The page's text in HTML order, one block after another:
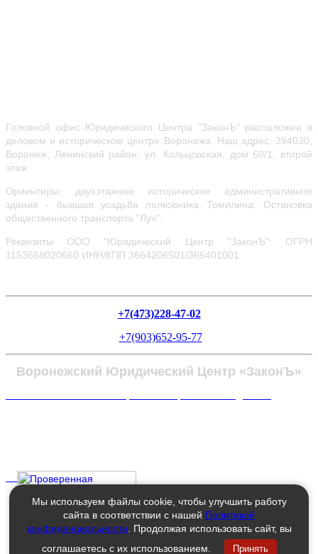
Головной офис Юридического Центра "ЗаконЪ" расположен в
деловом и историческом центре Воронежа. Наш адрес: 394030,
Воронеж, Ленинский район, ул.
Кольцовская, дом 60/1, второй
этаж.
Ориентиры: двухэтажное историческое административное
здание - бывшая усадьба полковника Томилина. Остановка
общественного транспорта "Луч".
Реквизиты ООО "Юридический Центр "ЗаконЪ": ОГРН
1153668020660 ИНН/КПП 3664206501/366401001
+7(473)228-47-02
+7(903)652-95-77
Воронежский Юридический Центр «ЗаконЪ»
Мы используем файлы cookie, чтобы улучшить работу
сайта в соответствии с нашей Политикой
конфиденциальности . Продолжая использовать сайт, вы
соглашаетесь с их использованием.
Принять